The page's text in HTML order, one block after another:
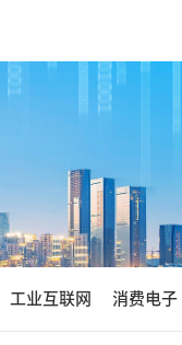
工业互联网 消费电子